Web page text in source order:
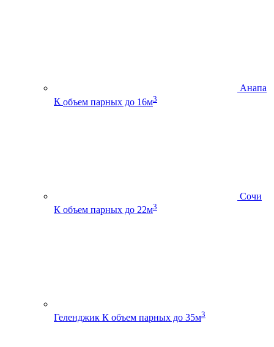
Анапа
К объем парных до 16м3
Сочи
К объем парных до 22м3
Геленджик К объем парных до 35м3